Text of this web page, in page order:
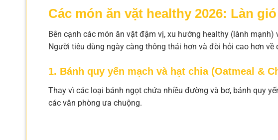
Các món ăn vặt healthy 2026: Làn
Bên cạnh các món ăn vặt đậm vị, xu hướng healthy (lành
Người tiêu dùng ngày càng thông thái hơn và đòi hỏi cao hơn về
1. Bánh quy yến mạch và hạt chia (Oatmeal &
Thay vì các loại bánh ngọt chứa nhiều đường và bơ, bánh quy
các văn phòng ưa chuộng.